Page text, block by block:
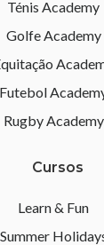
Ténis Academy
Golfe Academy
Futebol
Rugby Academy
Cursos
Learn & Fun
Summer